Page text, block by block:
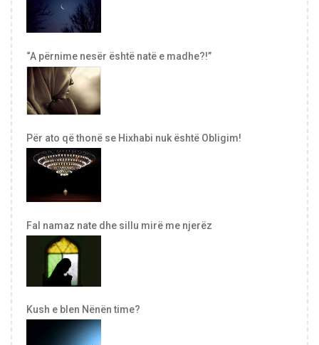
“A përnime nesër është natë e madhe?!”
Për ato që thonë se Hixhabi nuk është Obligim!
Fal namaz nate dhe sillu mirë me njerëz
Kush e blen Nënën time?